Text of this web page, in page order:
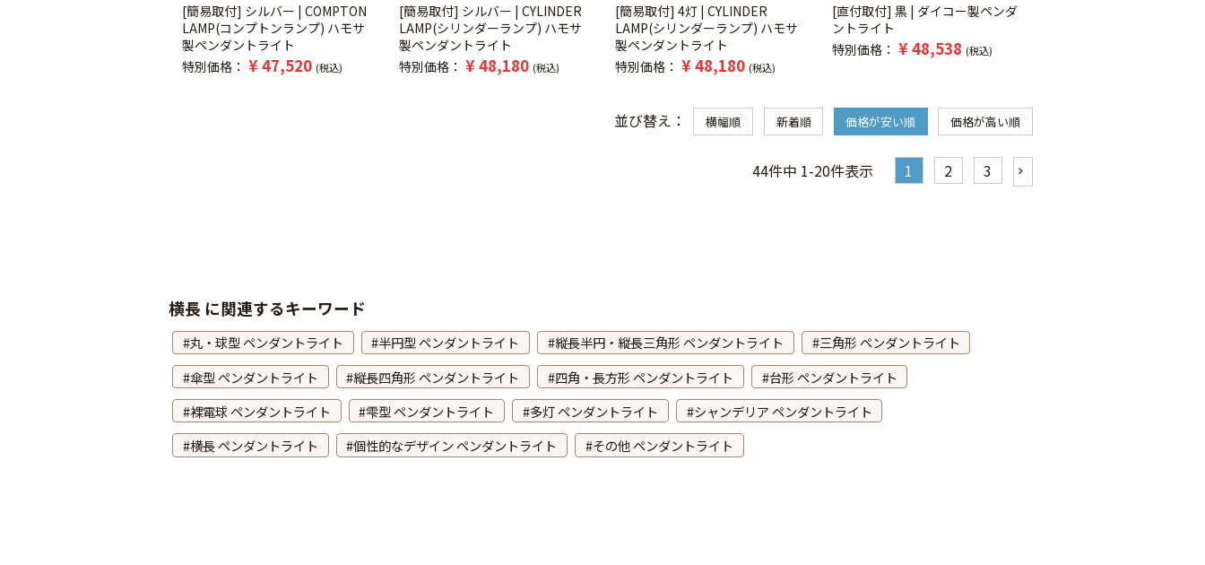
[簡易取付] シルバー | COMPTON
LAMP(コンプトンランプ) ハモサ
製ペンダントライト
特別価格
¥47,520 税込
[簡易取付] シルバー | CYLINDER
LAMP(シリンダーランプ) ハモサ
製ペンダントライト
特別価格
¥48,180 税込
[簡易取付] 4灯 | CYLINDER
LAMP(シリンダーランプ) ハモサ
製ペンダントライト
特別価格
¥48,180 税込
[直付取付] 黒 | ダイコー製ペンダ
ントライト
特別価格
¥48,538 税込
並び替え 横幅順 新着順 価格が安い順 価格が高い順
44件中 1-20件表示 1 2 3
横長 に関連するキーワード
丸・球型 ペンダントライト 半円型 ペンダントライト 縦長半円・縦長三角形 ペンダントライト
三角形 ペンダントライト
傘型 ペンダントライト
縦長四角形 ペンダントライト 四角・長方形 ペンダントライト
台形 ペンダントライト
裸電球 ペンダントライト
雫型 ペンダントライト 多灯 ペンダントライト
シャンデリア ペンダントライト
横長 ペンダントライト
個性的なデザイン ペンダントライト その他 ペンダントライト